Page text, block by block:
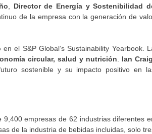
Director de Energía y Sostenibilidad
de la empresa con la generación de
en el S&P Global’s Sustainability Yearbook.
circular, salud y nutrición
Ian
sostenible y su impacto positivo en
9,400 empresas de 62 industrias diferentes
de la industria de bebidas incluidas, solo